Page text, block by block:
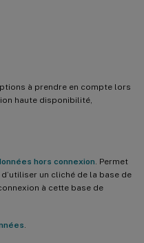
à prendre en compte lors
haute disponibilité,
hors connexion . Permet
un cliché de la base de
à cette base de